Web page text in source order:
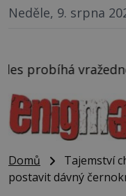
Neděle, 9. srpna
Domů
Tajemství
postavit dávný